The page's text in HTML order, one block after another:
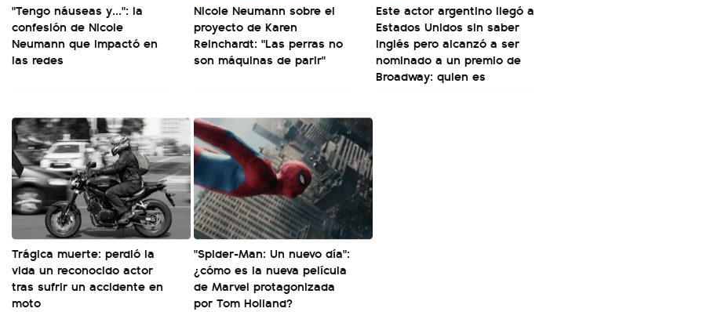
"Tengo náuseas y...": la
confesión de Nicole
Neumann que impactó en
las redes
Nicole Neumann sobre el
proyecto de Karen
Reinchardt: "Las perras no
son máquinas de parir"
Este actor argentino llegó a
Estados Unidos sin saber
inglés pero alcanzó a ser
nominado a un premio de
Broadway: quien es
Trágica muerte: perdió la
vida un reconocido actor
tras sufrir un accidente en
moto
"Spider-Man: Un nuevo día":
¿cómo es la nueva película
de Marvel protagonizada
por Tom Holland?